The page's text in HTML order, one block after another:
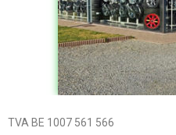
TVA BE 1007 561 566